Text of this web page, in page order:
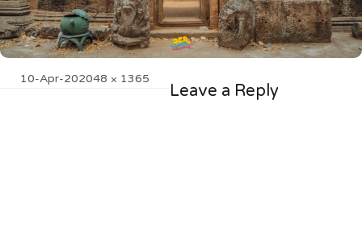
Posted
10-Apr-20Full
2048 × 1365
Leave a Reply